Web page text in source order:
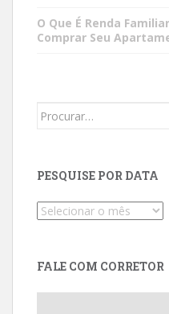
O Que É Renda
Comprar Seu
Search
PESQUISE POR DATA
Pesquise
FALE COM CORRETOR